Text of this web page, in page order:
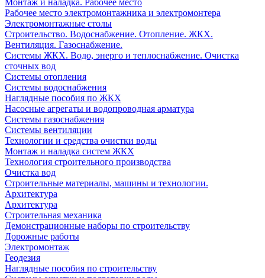
Монтаж и наладка. Рабочее место
Рабочее место электромонтажника и электромонтера
Электромонтажные столы
Строительство. Водоснабжение. Отопление. ЖКХ.
Вентиляция. Газоснабжение.
Системы ЖКХ. Водо, энерго и теплоснабжение. Очистка
сточных вод
Системы отопления
Системы водоснабжения
Наглядные пособия по ЖКХ
Насосные агрегаты и водопроводная арматура
Системы газоснабжения
Системы вентиляции
Технологии и средства очистки воды
Монтаж и наладка систем ЖКХ
Технология строительного производства
Очистка вод
Строительные материалы, машины и технологии.
Архитектура
Архитектура
Cтроительная механика
Демонстрационные наборы по строительству
Дорожные работы
Электромонтаж
Геодезия
Наглядные пособия по строительству